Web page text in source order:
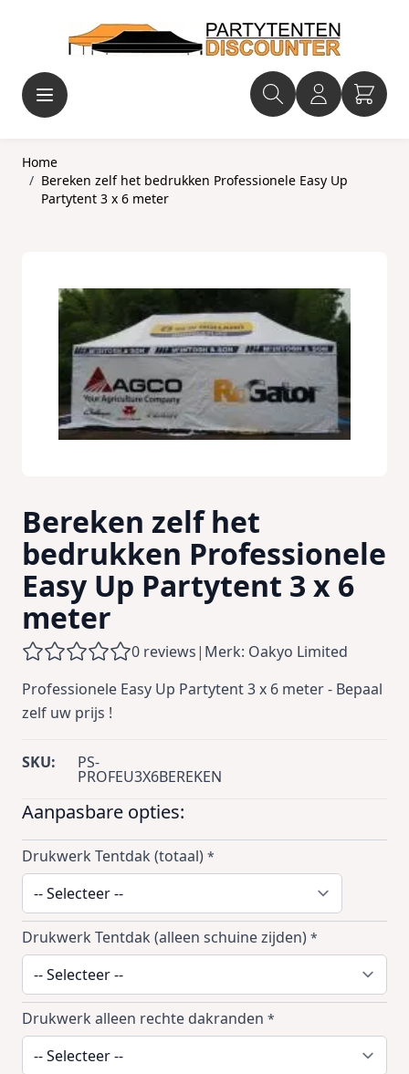
Home
/ Bereken zelf het bedrukken Professionele Easy Up
Partytent 3 x 6 meter
Bereken zelf het
bedrukken Professionele
Easy Up Partytent 3 x 6
meter
0 reviews| Merk: Oakyo Limited
Professionele Easy Up Partytent 3 x 6 meter - Bepaal
zelf uw prijs !
SKU: PS-
PROFEU3X6BEREKEN
Aanpasbare opties:
Drukwerk Tentdak (totaal) *
Drukwerk Tentdak (alleen schuine zijden) *
Drukwerk alleen rechte dakranden *